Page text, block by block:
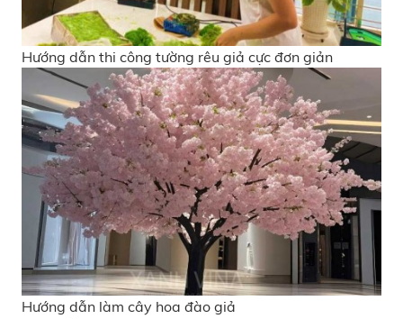
Hướng dẫn thi công tường rêu giả cực đơn giản
Hướng dẫn làm cây hoa đào giả